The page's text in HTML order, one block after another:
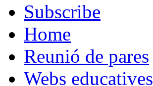
Subscribe
Home
Reunió de pares
Webs educatives